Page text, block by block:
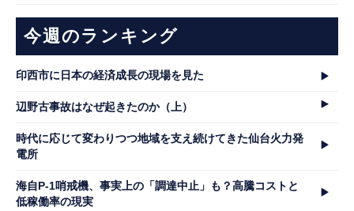
今週のランキング
印西市に日本の経済成長の現場を見た
辺野古事故はなぜ起きたのか（上）
時代に応じて変わりつつ地域を支え続けてきた仙台火力発
電所
海自P-1哨戒機、事実上の「調達中止」も？高騰コストと
低稼働率の現実